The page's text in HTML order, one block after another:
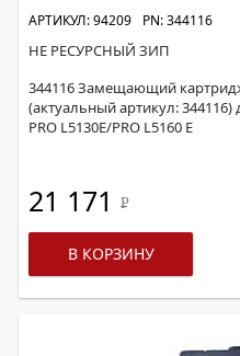
АРТИКУЛ: 94209 PN: 344116
НЕ РЕСУРСНЫЙ ЗИП
344116 Замещающий
(актуальный артикул: 344116)
PRO L5130E/PRO L5160 E
21 171 Р
В КОРЗИНУ